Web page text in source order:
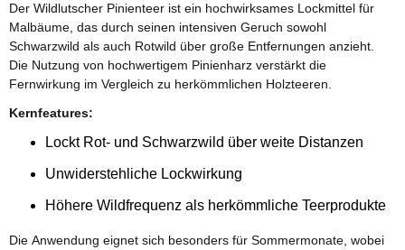
Der Wildlutscher Pinienteer ist ein hochwirksames Lockmittel für
Malbäume, das durch seinen intensiven Geruch sowohl
Schwarzwild als auch Rotwild über große Entfernungen anzieht.
Die Nutzung von hochwertigem Pinienharz verstärkt die
Fernwirkung im Vergleich zu herkömmlichen Holzteeren.
Kernfeatures:
Lockt Rot- und Schwarzwild über weite Distanzen
Unwiderstehliche Lockwirkung
Höhere Wildfrequenz als herkömmliche Teerprodukte
Die Anwendung eignet sich besonders für Sommermonate, wobei